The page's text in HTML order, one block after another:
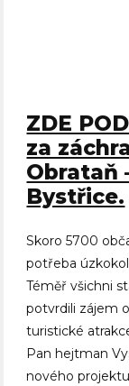
ZDE
za
Obrataň
Bystřice.
Skoro 5700
potřeba
Téměř všichni
potvrdili zájem
turistické
Pan hejtman
nového